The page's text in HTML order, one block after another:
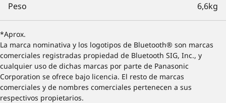
Peso 6,6kg
*Aprox.
La marca nominativa y los logotipos de Bluetooth® son marcas
comerciales registradas propiedad de Bluetooth SIG, Inc., y
cualquier uso de dichas marcas por parte de Panasonic
Corporation se ofrece bajo licencia. El resto de marcas
comerciales y de nombres comerciales pertenecen a sus
respectivos propietarios.